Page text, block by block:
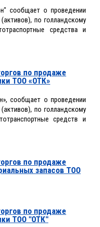
сообщает о проведении
по голландскому
средства и
по продаже
ТОО «ОТК»
сообщает о проведении
по голландскому
средств и
по продаже
запасов ТОО
по продаже
ТОО "ОТК"